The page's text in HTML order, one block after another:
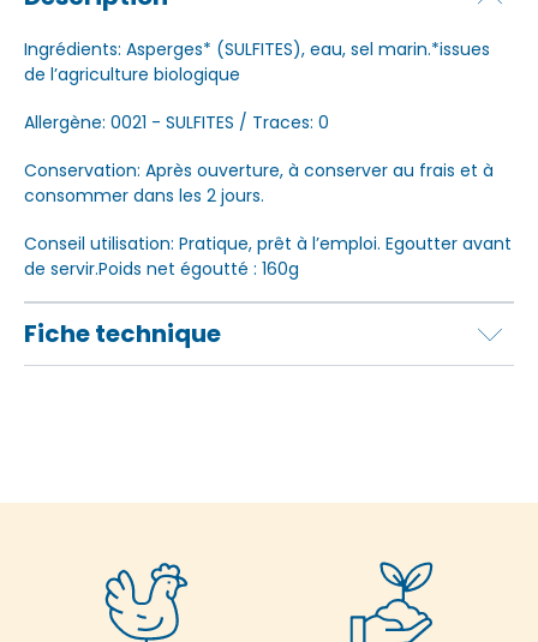
Ingrédients: Asperges* (SULFITES), eau, sel marin.*issues
de l’agriculture biologique
Allergène: 0021 - SULFITES / Traces: 0
Conservation: Après ouverture, à conserver au frais et à
consommer dans les 2 jours.
Conseil utilisation: Pratique, prêt à l’emploi. Egoutter avant
de servir.Poids net égoutté : 160g
Fiche technique